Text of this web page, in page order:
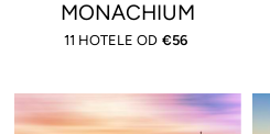
MONACHIUM
11 HOTELE OD €56